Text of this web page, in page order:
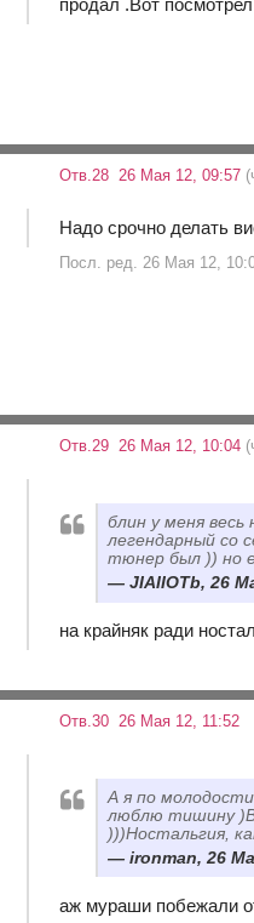
продал .Вот
Отв.28 26 Мая 12, 09:57
Надо срочно делать
Посл. ред. 26 Мая 12,
Отв.29 26 Мая 12, 10:04
блин у меня весь
легендарный со
тюнер был )) но
JIAIIOTb, 26
на крайняк ради
Отв.30 26 Мая 12, 11:52
А я по
люблю тишину
)))Ностальгия,
ironman, 26
аж мураши побежали